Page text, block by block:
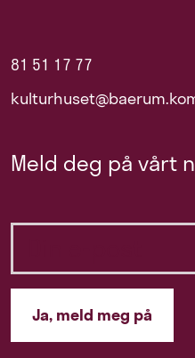
81 51 17 77
Meld deg på vårt